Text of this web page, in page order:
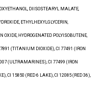
DIISOSTEARYL MALATE,
ETHYLHEXYLGLYCERIN,
OXIDE, HYDROGENATED POLYISOBUTENE,
(TITANIUM DIOXIDE), CI 77491 (IRON
(ULTRAMARINES), CI 77499 (IRON
CI 15850 (RED 6 LAKE), CI 12085 (RED 36),